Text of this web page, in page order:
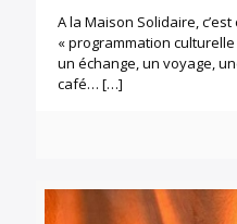
A la Maison Solidaire,
« programmation
un échange, un voyage,
café… […]